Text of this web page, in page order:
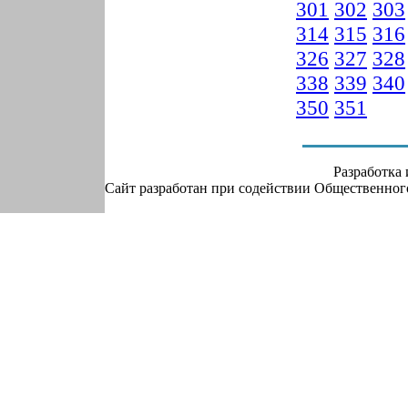
301 302 303
314 315 316
326 327 328
338 339 340
350 351
Сайт разработан при содействии